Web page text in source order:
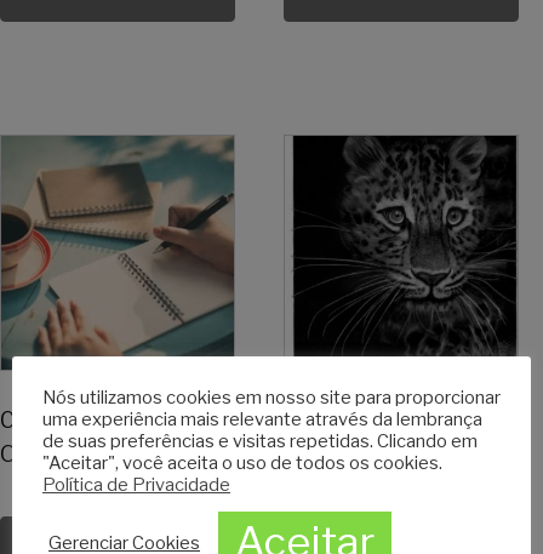
Curso de férias:
Oficina de escrita
LER MAIS
Intensivo de Férias:
Ateliê de Desenho
LER MAIS
Nós utilizamos cookies em nosso site para proporcionar
uma experiência mais relevante através da lembrança
de suas preferências e visitas repetidas. Clicando em
"Aceitar", você aceita o uso de todos os cookies.
Política de Privacidade
Gerenciar Cookies Aceitar